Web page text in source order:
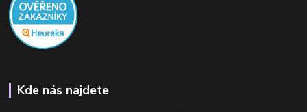
Kde nás najdete